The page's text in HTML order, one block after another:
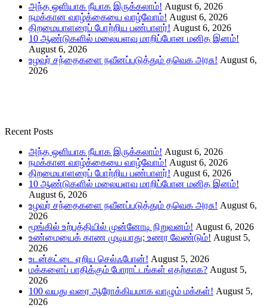
அந்த ஒளியாக நீயாக இருக்கலாம்! August 6, 2026
நமக்கான வாழ்க்கையை வாழ்வோம்! August 6, 2026
திறமையாளரைப் போற்றிய பண்பாளர்! August 6, 2026
10 ஆண்டுகளில் மலையளவு மாறிப்போன மனித இனம்!
August 6, 2026
உழவர் சந்தைகளை நவீனப்படுத்தும் தவெக அரசு! August 6,
2026
Recent Posts
அந்த ஒளியாக நீயாக இருக்கலாம்! August 6, 2026
நமக்கான வாழ்க்கையை வாழ்வோம்! August 6, 2026
திறமையாளரைப் போற்றிய பண்பாளர்! August 6, 2026
10 ஆண்டுகளில் மலையளவு மாறிப்போன மனித இனம்!
August 6, 2026
உழவர் சந்தைகளை நவீனப்படுத்தும் தவெக அரசு! August 6,
2026
மூங்கில் உற்பத்தியில் முன்னோடி நிறுவனம்! August 6, 2026
உண்மையைக் காண முடியாது; உணர வேண்டும்! August 5,
2026
உடன்கட்டை ஏறிய செல்ஃபோன்! August 5, 2026
மக்களைப் பாதிக்கும் போராட்டங்கள் எதற்காக? August 5,
2026
100 வயது வரை ஆரோக்கியமாக வாழும் மக்கள்! August 5,
2026